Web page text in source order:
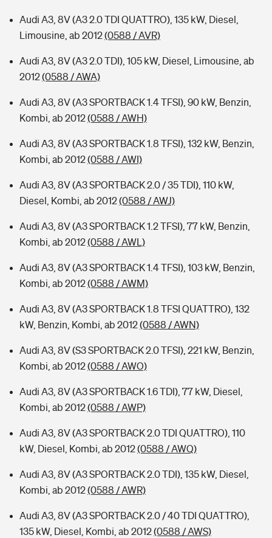
Audi A3, 8V (A3 2.0 TDI QUATTRO), 135 kW, Diesel,
Limousine, ab 2012(0588 / AVR)
Audi A3, 8V (A3 2.0 TDI), 105 kW, Diesel, Limousine, ab
2012(0588 / AWA)
Audi A3, 8V (A3 SPORTBACK 1.4 TFSI), 90 kW, Benzin,
Kombi, ab 2012(0588 / AWH)
Audi A3, 8V (A3 SPORTBACK 1.8 TFSI), 132 kW, Benzin,
Kombi, ab 2012(0588 / AWI)
Audi A3, 8V (A3 SPORTBACK 2.0 / 35 TDI), 110 kW,
Diesel, Kombi, ab 2012(0588 / AWJ)
Audi A3, 8V (A3 SPORTBACK 1.2 TFSI), 77 kW, Benzin,
Kombi, ab 2012(0588 / AWL)
Audi A3, 8V (A3 SPORTBACK 1.4 TFSI), 103 kW, Benzin,
Kombi, ab 2012(0588 / AWM)
Audi A3, 8V (A3 SPORTBACK 1.8 TFSI QUATTRO), 132
kW, Benzin, Kombi, ab 2012(0588 / AWN)
Audi A3, 8V (S3 SPORTBACK 2.0 TFSI), 221 kW, Benzin,
Kombi, ab 2012(0588 / AWO)
Audi A3, 8V (A3 SPORTBACK 1.6 TDI), 77 kW, Diesel,
Kombi, ab 2012(0588 / AWP)
Audi A3, 8V (A3 SPORTBACK 2.0 TDI QUATTRO), 110
kW, Diesel, Kombi, ab 2012(0588 / AWQ)
Audi A3, 8V (A3 SPORTBACK 2.0 TDI), 135 kW, Diesel,
Kombi, ab 2012(0588 / AWR)
Audi A3, 8V (A3 SPORTBACK 2.0 / 40 TDI QUATTRO),
135 kW, Diesel, Kombi, ab 2012(0588 / AWS)